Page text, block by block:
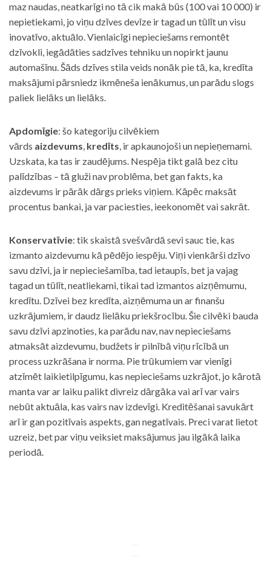
maz naudas, neatkarīgi no tā cik makā būs (100 vai 10 000) ir
nepietiekami, jo viņu dzīves devīze ir tagad un tūlīt un visu
inovatīvo, aktuālo. Vienlaicīgi nepieciešams remontēt
dzīvokli, iegādāties sadzīves tehniku un nopirkt jaunu
automašīnu. Šāds dzīves stila veids nonāk pie tā, ka, kredīta
maksājumi pārsniedz ikmēneša ienākumus, un parādu slogs
paliek lielāks un lielāks.
Apdomīgie: šo kategoriju cilvēkiem
vārds aizdevums, kredīts, ir apkaunojoši un nepieņemami.
Uzskata, ka tas ir zaudējums. Nespēja tikt galā bez citu
palīdzības – tā gluži nav problēma, bet gan fakts, ka
aizdevums ir pārāk dārgs prieks viņiem. Kāpēc maksāt
procentus bankai, ja var paciesties, ieekonomēt vai sakrāt.
Konservatīvie: tik skaistā svešvārdā sevi sauc tie, kas
izmanto aizdevumu kā pēdējo iespēju. Viņi vienkārši dzīvo
savu dzīvi, ja ir nepieciešamība, tad ietaupīs, bet ja vajag
tagad un tūlīt, neatliekami, tikai tad izmantos aizņēmumu,
kredītu. Dzīvei bez kredīta, aizņēmuma un ar finanšu
uzkrājumiem, ir daudz lielāku priekšrocību. Šie cilvēki bauda
savu dzīvi apzinoties, ka parādu nav, nav nepieciešams
atmaksāt aizdevumu, budžets ir pilnībā viņu rīcībā un
process uzkrāšana ir norma. Pie trūkumiem var vienīgi
atzīmēt laikietilpīgumu, kas nepieciešams uzkrājot, jo kārotā
manta var ar laiku palikt divreiz dārgāka vai arī var vairs
nebūt aktuāla, kas vairs nav izdevīgi. Kreditēšanai savukārt
arī ir gan pozitīvais aspekts, gan negatīvais. Preci varat lietot
uzreiz, bet par viņu veiksiet maksājumus jau ilgākā laika
periodā.